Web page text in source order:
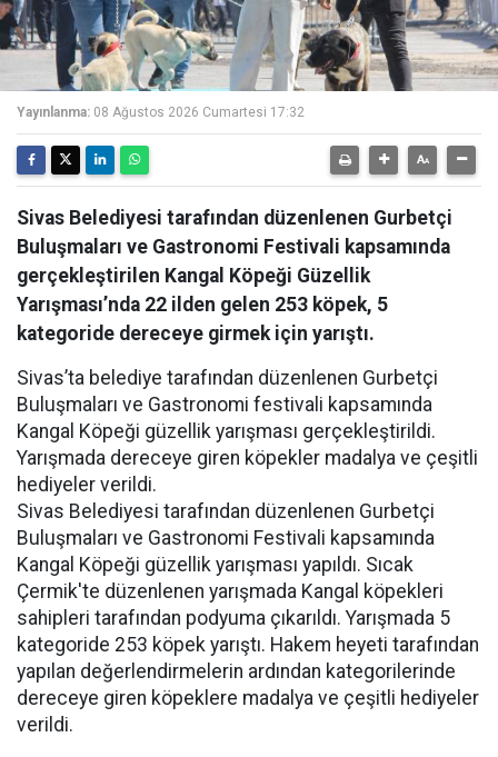
Yayınlanma: 08 Ağustos 2026 Cumartesi 17:32
Sivas Belediyesi tarafından düzenlenen Gurbetçi
Buluşmaları ve Gastronomi Festivali kapsamında
gerçekleştirilen Kangal Köpeği Güzellik
Yarışması’nda 22 ilden gelen 253 köpek, 5
kategoride dereceye girmek için yarıştı.
Sivas’ta belediye tarafından düzenlenen Gurbetçi
Buluşmaları ve Gastronomi festivali kapsamında
Kangal Köpeği güzellik yarışması gerçekleştirildi.
Yarışmada dereceye giren köpekler madalya ve çeşitli
hediyeler verildi.
Sivas Belediyesi tarafından düzenlenen Gurbetçi
Buluşmaları ve Gastronomi Festivali kapsamında
Kangal Köpeği güzellik yarışması yapıldı. Sıcak
Çermik'te düzenlenen yarışmada Kangal köpekleri
sahipleri tarafından podyuma çıkarıldı. Yarışmada 5
kategoride 253 köpek yarıştı. Hakem heyeti tarafından
yapılan değerlendirmelerin ardından kategorilerinde
dereceye giren köpeklere madalya ve çeşitli hediyeler
verildi.